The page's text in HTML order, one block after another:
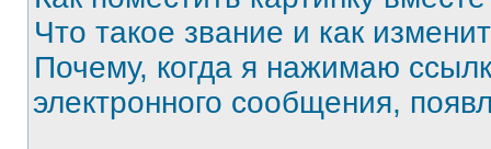
Что такое звание и как
Почему, когда я нажимаю
электронного сообщения,